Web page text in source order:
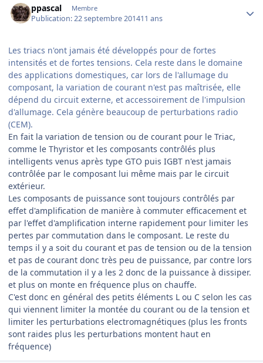
ppascal Membre
Publication:22 septembre 201411 ans
Les triacs n'ont jamais été développés pour de fortes
intensités et de fortes tensions. Cela reste dans le domaine
des applications domestiques, car lors de l'allumage du
composant, la variation de courant n'est pas maîtrisée, elle
dépend du circuit externe, et accessoirement de l'impulsion
d'allumage. Cela génère beaucoup de perturbations radio
(CEM).
En fait la variation de tension ou de courant pour le Triac,
comme le Thyristor et les composants contrôlés plus
intelligents venus après type GTO puis IGBT n'est jamais
contrôlée par le composant lui même mais par le circuit
extérieur.
Les composants de puissance sont toujours contrôlés par
effet d'amplification de manière à commuter efficacement et
par l'effet d'amplification interne rapidement pour limiter les
pertes par commutation dans le composant. Le reste du
temps il y a soit du courant et pas de tension ou de la tension
et pas de courant donc très peu de puissance, par contre lors
de la commutation il y a les 2 donc de la puissance à dissiper.
et plus on monte en fréquence plus on chauffe.
C'est donc en général des petits éléments L ou C selon les cas
qui viennent limiter la montée du courant ou de la tension et
limiter les perturbations electromagnétiques (plus les fronts
sont raides plus les perturbations montent haut en
fréquence)